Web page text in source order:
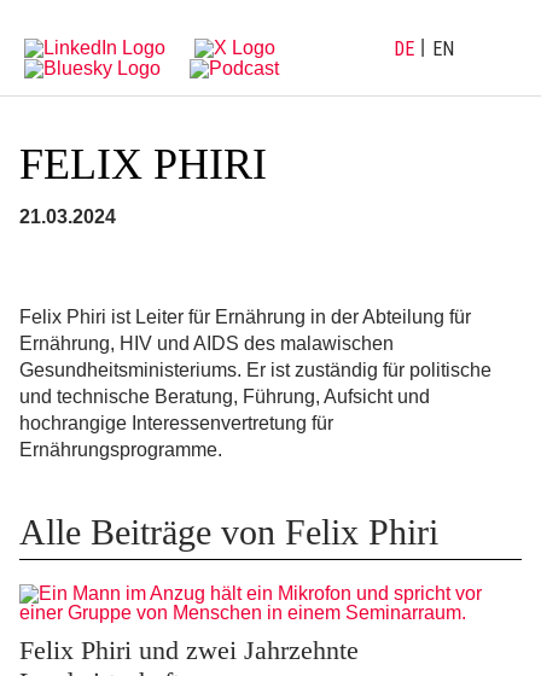
Hauptnavigation
Inhalt
DE EN
FELIX PHIRI
21.03.2024
Felix Phiri ist Leiter für Ernährung in der Abteilung für
Ernährung, HIV und AIDS des malawischen
Gesundheitsministeriums. Er ist zuständig für politische
und technische Beratung, Führung, Aufsicht und
hochrangige Interessenvertretung für
Ernährungsprogramme.
Alle Beiträge von Felix Phiri
Felix Phiri und zwei Jahrzehnte